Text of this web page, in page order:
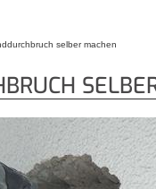
selber machen